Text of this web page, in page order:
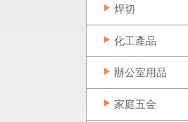
焊切
化工產品
辦公室用品
家庭五金